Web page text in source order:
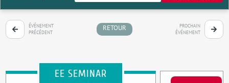
ÉVÉNEMENT
PRÉCÉDENT
RETOUR
PROCHAIN
ÉVÉNEMENT
EE SEMINAR